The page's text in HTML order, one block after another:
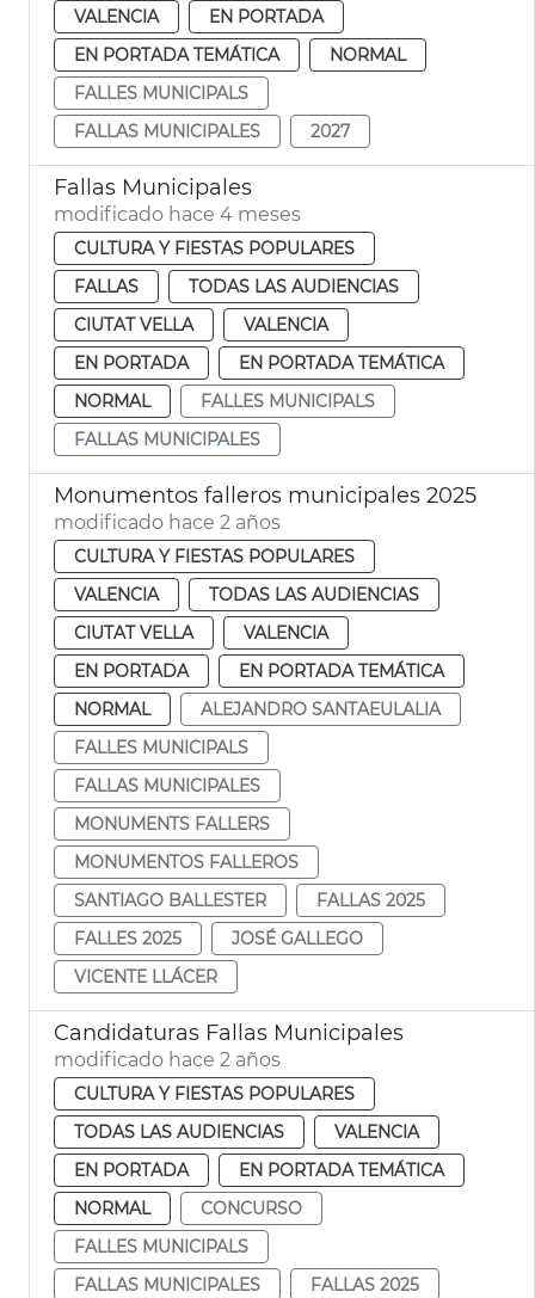
VALENCIA
EN PORTADA
EN PORTADA TEMÁTICA
NORMAL
FALLES MUNICIPALS
FALLAS MUNICIPALES
2027
Fallas Municipales
modificado hace 4 meses
CULTURA Y FIESTAS POPULARES
FALLAS
TODAS LAS AUDIENCIAS
CIUTAT VELLA
VALENCIA
EN PORTADA
EN PORTADA TEMÁTICA
NORMAL
FALLES MUNICIPALS
FALLAS MUNICIPALES
Monumentos falleros municipales 2025
modificado hace 2 años
CULTURA Y FIESTAS POPULARES
VALENCIA
TODAS LAS AUDIENCIAS
CIUTAT VELLA
VALENCIA
EN PORTADA
EN PORTADA TEMÁTICA
NORMAL
ALEJANDRO SANTAEULALIA
FALLES MUNICIPALS
FALLAS MUNICIPALES
MONUMENTS FALLERS
MONUMENTOS FALLEROS
SANTIAGO BALLESTER
FALLAS 2025
FALLES 2025
JOSÉ GALLEGO
VICENTE LLÁCER
Candidaturas Fallas Municipales
modificado hace 2 años
CULTURA Y FIESTAS POPULARES
TODAS LAS AUDIENCIAS
VALENCIA
EN PORTADA
EN PORTADA TEMÁTICA
NORMAL
CONCURSO
FALLES MUNICIPALS
FALLAS MUNICIPALES
FALLAS 2025